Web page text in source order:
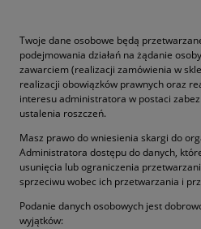
Twoje dane osobowe będą
podejmowania działań na żądanie
zawarciem (realizacji zamówienia w
realizacji obowiązków prawnych oraz
interesu administratora w postaci
ustalenia roszczeń.
Masz prawo do wniesienia skargi do
Administratora dostępu do danych,
usunięcia lub ograniczenia
sprzeciwu wobec ich przetwarzania i
Podanie danych osobowych jest
wyjątków: